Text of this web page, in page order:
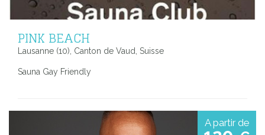
PINK BEACH
Lausanne (10), Canton de Vaud, Suisse
Sauna Gay Friendly
A partir de